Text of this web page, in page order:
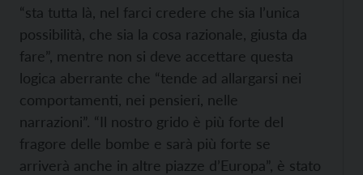
“sta tutta là, nel farci credere che sia l’unica
possibilità, che sia la cosa razionale, giusta da
fare”, mentre non si deve accettare questa
logica aberrante che “tende ad allargarsi nei
comportamenti, nei pensieri, nelle
narrazioni”. “Il nostro grido è più forte del
fragore delle bombe e sarà più forte se
arriverà anche in altre piazze d’Europa”, è stato